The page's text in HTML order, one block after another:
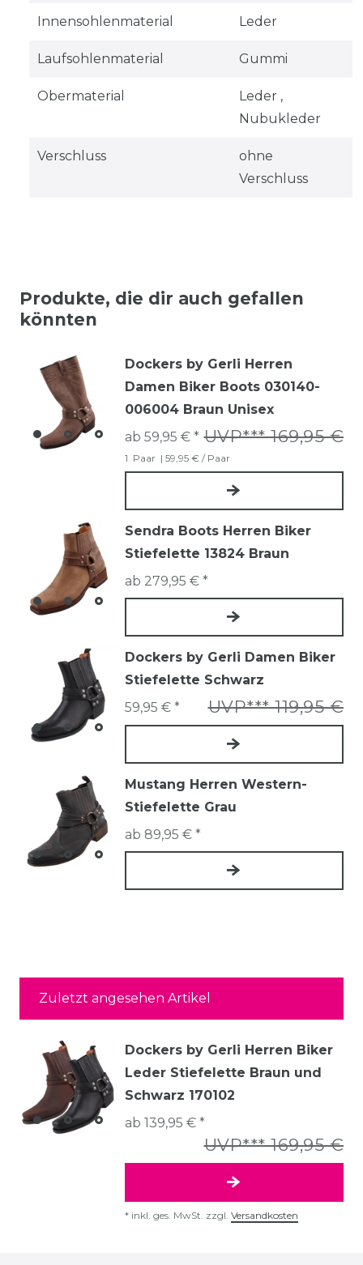
Innensohlenmaterial Leder
Laufsohlenmaterial Gummi
Obermaterial
Leder ,
Nubukleder
Verschluss
ohne
Verschluss
Produkte, die dir auch gefallen
könnten
Dockers by Gerli Herren
Damen Biker Boots 030140-
006004 Braun Unisex
UVP*** 169,95 €
ab 59,95 € *
1 Paar | 59,95 € / Paar
Sendra Boots Herren Biker
Stiefelette 13824 Braun
ab 279,95 € *
Dockers by Gerli Damen Biker
Stiefelette Schwarz
UVP*** 119,95 €
59,95 € *
Mustang Herren Western-
Stiefelette Grau
ab 89,95 € *
Zuletzt angesehen Artikel
Dockers by Gerli Herren Biker
Leder Stiefelette Braun und
Schwarz 170102
UVP*** 169,95 €
ab 139,95 € *
* inkl. ges. MwSt. zzgl. Versandkosten